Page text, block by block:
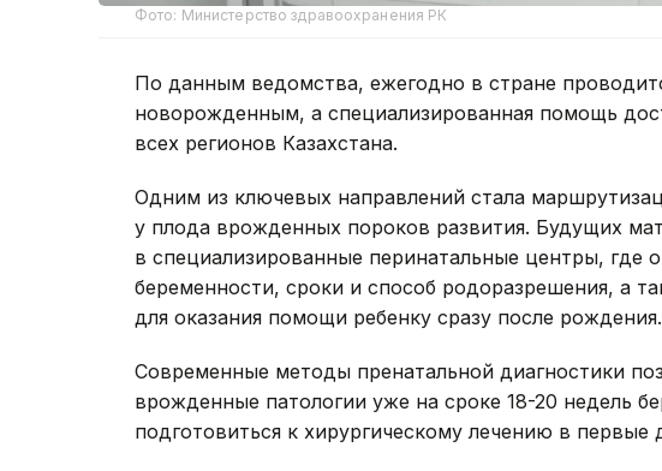
Фото: Министерство здравоохранения РК
По данным ведомства, ежегодно в стране
новорожденным, а специализированная помощь
всех регионов Казахстана.
Одним из ключевых направлений стала
у плода врожденных пороков развития. Будущих
в специализированные перинатальные центры, где
беременности, сроки и способ родоразрешения, а
для оказания помощи ребенку сразу после рождения.
Современные методы пренатальной диагностики
врожденные патологии уже на сроке 18-20 недель
подготовиться к хирургическому лечению в первые